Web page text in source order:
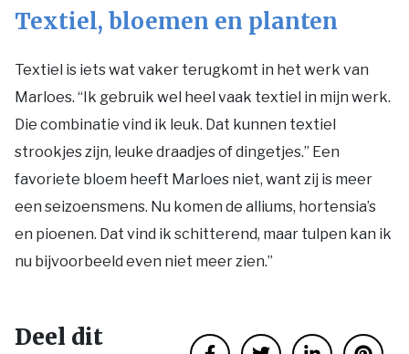
Textiel, bloemen en planten
Textiel is iets wat vaker terugkomt in het werk van
Marloes. “Ik gebruik wel heel vaak textiel in mijn werk.
Die combinatie vind ik leuk. Dat kunnen textiel
strookjes zijn, leuke draadjes of dingetjes.” Een
favoriete bloem heeft Marloes niet, want zij is meer
een seizoensmens. Nu komen de alliums, hortensia’s
en pioenen. Dat vind ik schitterend, maar tulpen kan ik
nu bijvoorbeeld even niet meer zien.”
Deel dit